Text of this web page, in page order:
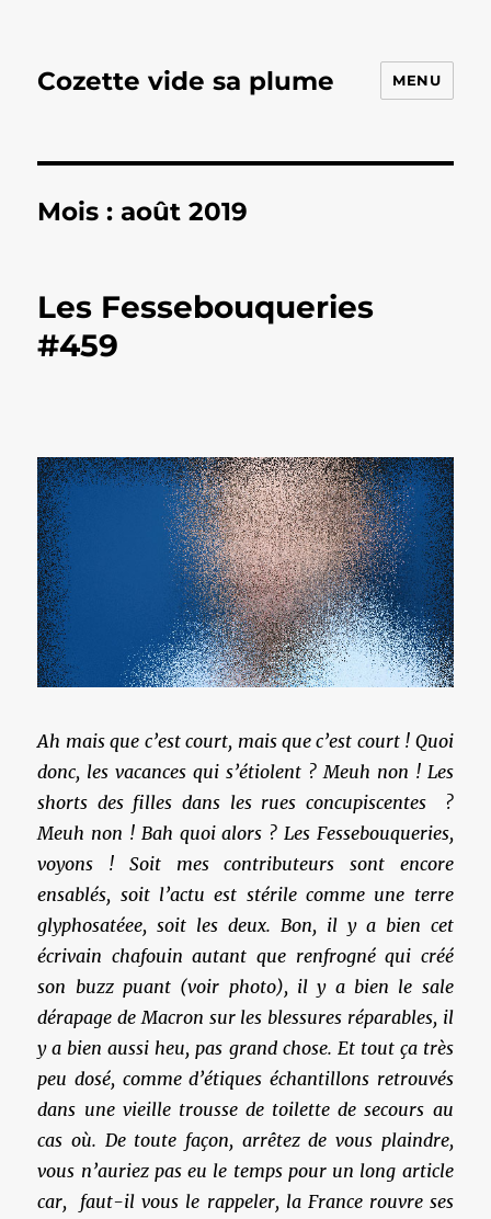
Cozette vide sa plume MENU
Mois :août 2019
Les Fessebouqueries
#459
Ah mais que c’est court, mais que c’est court ! Quoi
donc, les vacances qui s’étiolent ? Meuh non ! Les
shorts des filles dans les rues concupiscentes ?
Meuh non ! Bah quoi alors ? Les Fessebouqueries,
voyons ! Soit mes contributeurs sont encore
ensablés, soit l’actu est stérile comme une terre
glyphosatéee, soit les deux. Bon, il y a bien cet
écrivain chafouin autant que renfrogné qui créé
son buzz puant (voir photo), il y a bien le sale
dérapage de Macron sur les blessures réparables, il
y a bien aussi heu, pas grand chose. Et tout ça très
peu dosé, comme d’étiques échantillons retrouvés
dans une vieille trousse de toilette de secours au
cas où. De toute façon, arrêtez de vous plaindre,
vous n’auriez pas eu le temps pour un long article
car, faut-il vous le rappeler, la France rouvre ses